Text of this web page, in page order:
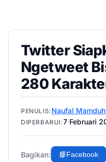
Twitter
Ngetweet
280
PENULIS: Naufal Mamduh
DIPERBARUI:7 Februari
Bagikan: 📘Facebook